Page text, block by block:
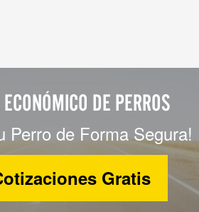
DE PERROS
Perro de Forma Segura!
Gratis